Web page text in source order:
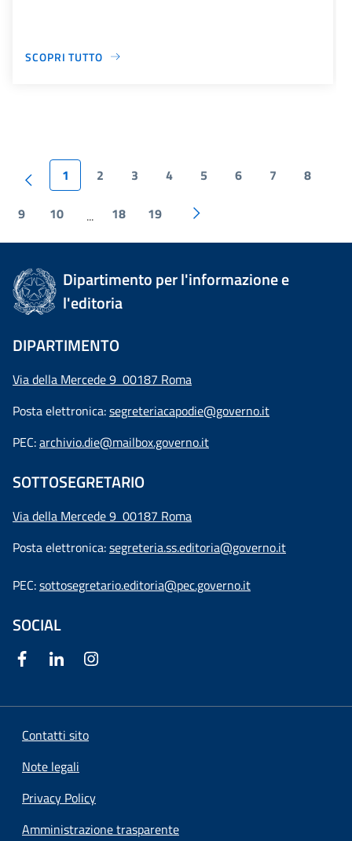
SCOPRI TUTTO
1 2 3 4 5 6 7 8
9 10 ... 18 19
Dipartimento per l'informazione e
l'editoria
DIPARTIMENTO
Via della Mercede 9 00187 Roma
Posta elettronica:segreteriacapodie@governo.it
PEC:archivio.die@mailbox.governo.it
SOTTOSEGRETARIO
Via della Mercede 9 00187 Roma
Posta elettronica:segreteria.ss.editoria@governo.it
PEC:sottosegretario.editoria@pec.governo.it
SOCIAL
Contatti sito
Note legali
Privacy Policy
Amministrazione trasparente